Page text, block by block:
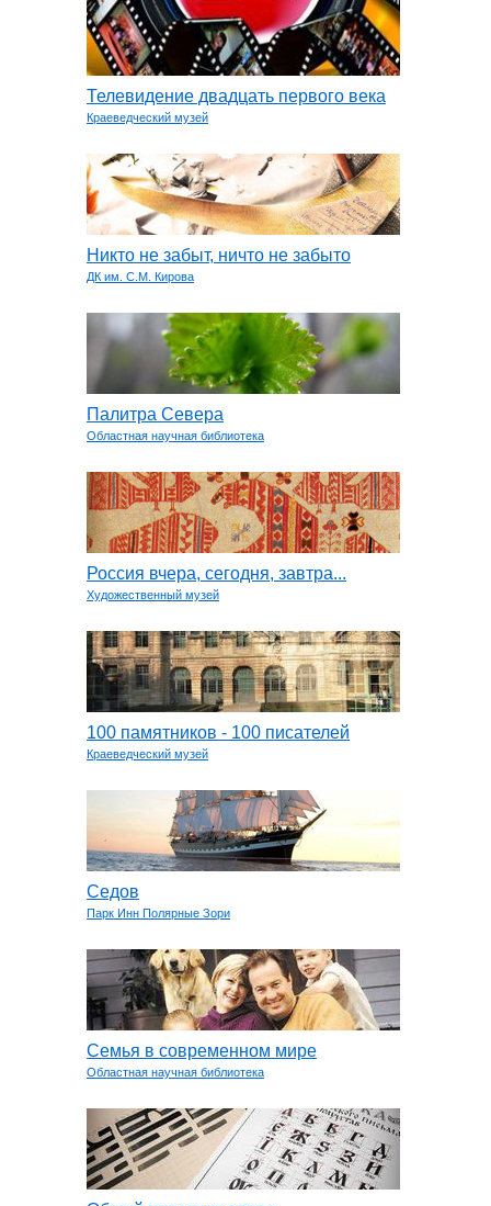
Телевидение двадцать первого века
Краеведческий музей
Никто не забыт, ничто не забыто
ДК им. С.М. Кирова
Палитра Севера
Областная научная библиотека
Россия вчера, сегодня, завтра...
Художественный музей
100 памятников - 100 писателей
Краеведческий музей
Седов
Парк Инн Полярные Зори
Семья в современном мире
Областная научная библиотека